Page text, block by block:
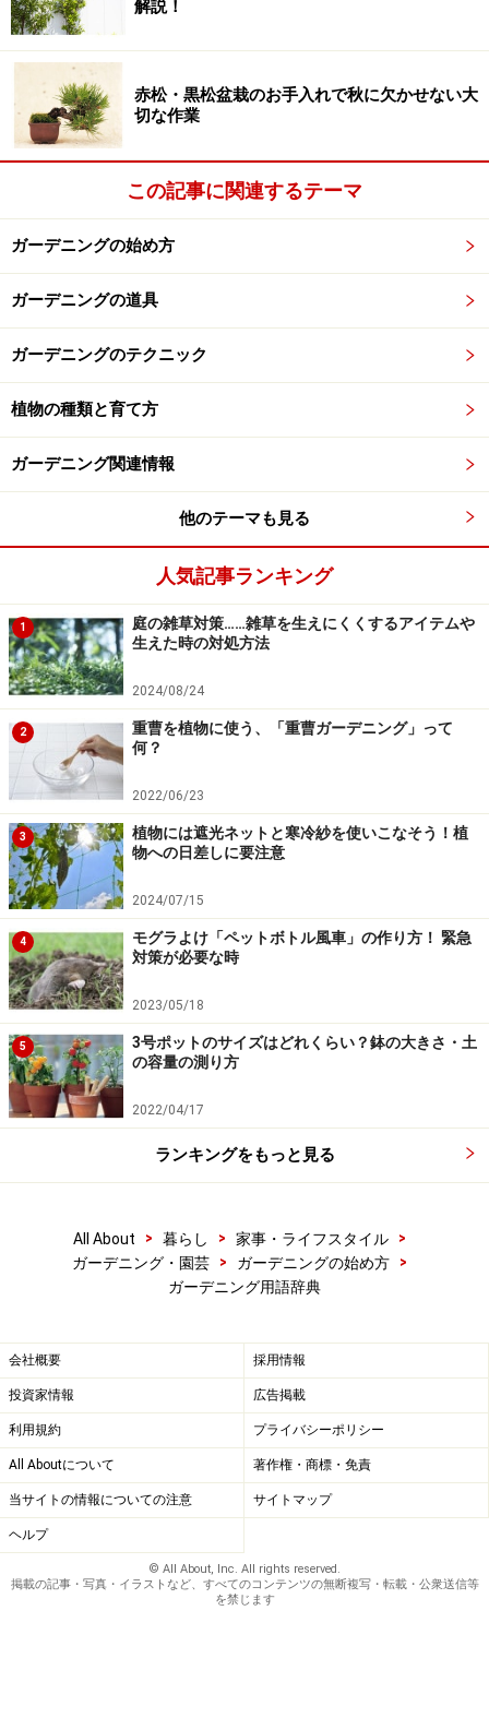
解説！
赤松・黒松盆栽のお手入れで秋に欠かせない大
切な作業
この記事に関連するテーマ
ガーデニングの始め方
ガーデニングの道具
ガーデニングのテクニック
植物の種類と育て方
ガーデニング関連情報
他のテーマも見る
人気記事ランキング
1
庭の雑草対策……雑草を生えにくくするアイテムや
生えた時の対処方法
2024/08/24
2
重曹を植物に使う、「重曹ガーデニング」って
何？
2022/06/23
3
植物には遮光ネットと寒冷紗を使いこなそう！植
物への日差しに要注意
2024/07/15
4
モグラよけ「ペットボトル風車」の作り方！ 緊急
対策が必要な時
2023/05/18
5
3号ポットのサイズはどれくらい？鉢の大きさ・土
の容量の測り方
2022/04/17
ランキングをもっと見る
All About > 暮らし > 家事・ライフスタイル
>
ガーデニング・園芸
> ガーデニングの始め方
>
ガーデニング用語辞典
会社概要 採用情報
投資家情報 広告掲載
利用規約 プライバシーポリシー
All Aboutについて 著作権・商標・免責
当サイトの情報についての注意 サイトマップ
ヘルプ
© All About, Inc. All rights reserved.
掲載の記事・写真・イラストなど、すべてのコンテンツの無断複写・転載・公衆送信等
を禁じます